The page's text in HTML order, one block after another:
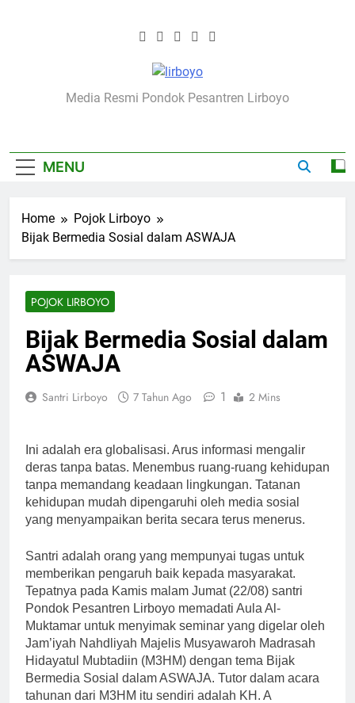
Lirboyo.net
Media Resmi Pondok Pesantren Lirboyo
MENU
Home
Pojok Lirboyo
Bijak Bermedia Sosial dalam ASWAJA
POJOK LIRBOYO
Bijak Bermedia Sosial dalam
ASWAJA
Santri Lirboyo 7 Tahun Ago 1 2 Mins
Ini adalah era globalisasi. Arus informasi mengalir
deras tanpa batas. Menembus ruang-ruang kehidupan
tanpa memandang keadaan lingkungan. Tatanan
kehidupan mudah dipengaruhi oleh media sosial
yang menyampaikan berita secara terus menerus.
Santri adalah orang yang mempunyai tugas untuk
memberikan pengaruh baik kepada masyarakat.
Tepatnya pada Kamis malam Jumat (22/08) santri
Pondok Pesantren Lirboyo memadati Aula Al-
Muktamar untuk menyimak seminar yang digelar oleh
Jam’iyah Nahdliyah Majelis Musyawaroh Madrasah
Hidayatul Mubtadiin (M3HM) dengan tema Bijak
Bermedia Sosial dalam ASWAJA. Tutor dalam acara
tahunan dari M3HM itu sendiri adalah KH. A